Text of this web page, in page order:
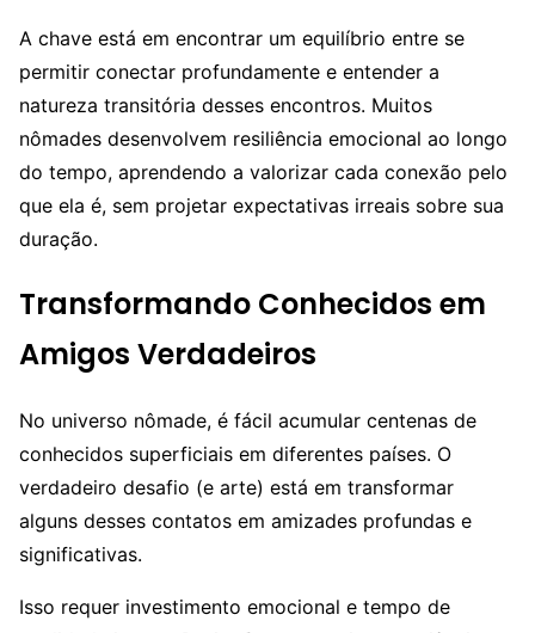
A chave está em encontrar um equilíbrio entre se
permitir conectar profundamente e entender a
natureza transitória desses encontros. Muitos
nômades desenvolvem resiliência emocional ao longo
do tempo, aprendendo a valorizar cada conexão pelo
que ela é, sem projetar expectativas irreais sobre sua
duração.
Transformando Conhecidos em
Amigos Verdadeiros
No universo nômade, é fácil acumular centenas de
conhecidos superficiais em diferentes países. O
verdadeiro desafio (e arte) está em transformar
alguns desses contatos em amizades profundas e
significativas.
Isso requer investimento emocional e tempo de